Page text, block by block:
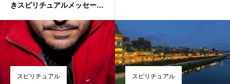
きスピリチュアルメッセージ
スピリチュアル スピリチュアル